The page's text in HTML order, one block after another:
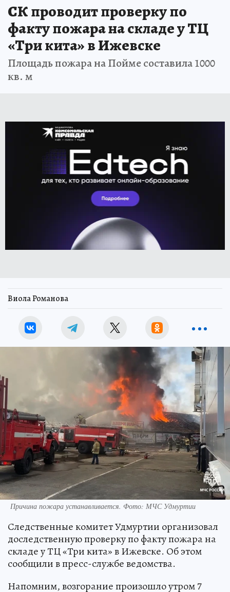
СК проводит проверку по
факту пожара на складе у ТЦ
«Три кита» в Ижевске
Площадь пожара на Пойме составила 1000
кв. м
Виола Романова
Причина пожара устанавливается. Фото: МЧС Удмуртии
Следственные комитет Удмуртии организовал
доследственную проверку по факту пожара на
складе у ТЦ «Три кита» в Ижевске. Об этом
сообщили в пресс-службе ведомства.
Напомним, возгорание произошло утром 7